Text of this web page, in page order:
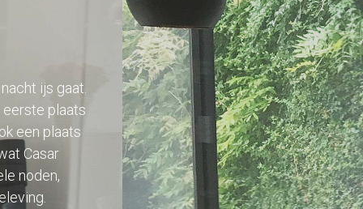
ijs gaat.
plaats
een plaats
Casar
noden,